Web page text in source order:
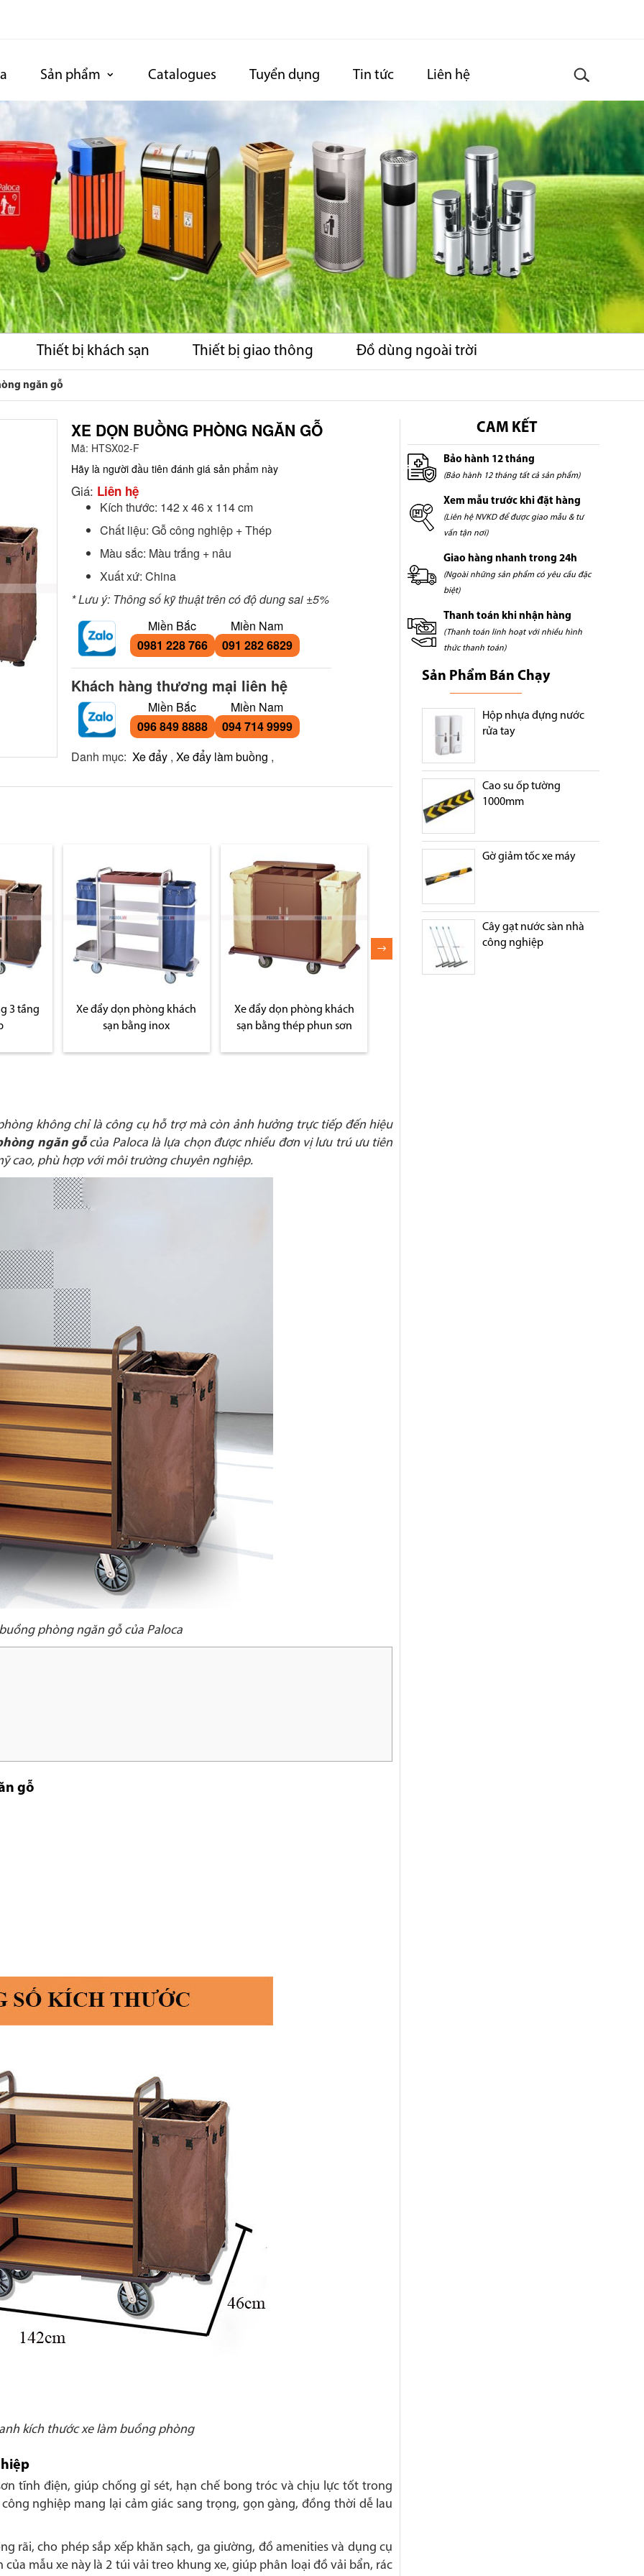
Sản phẩm Catalogues Tuyển dụng Tin tức Liên hệ
Thiết bị khách sạn Thiết bị giao thông Đồ dùng ngoài trời
ngăn gỗ
XE DỌN BUỒNG PHÒNG NGĂN GỖ
Mã: HTSX02-F
Hãy là người đầu tiên đánh giá sản phẩm này
Giá: Liên hệ
Kích thước: 142 x 46 x 114 cm
Chất liệu: Gỗ công nghiệp + Thép
Màu sắc: Màu trắng + nâu
Xuất xứ: China
* Lưu ý: Thông số kỹ thuật trên có độ dung sai ±5%
Miền Bắc
0981 228 766
Miền Nam
091 282 6829
Khách hàng thương mại liên hệ
Miền Bắc
096 849 8888
Miền Nam
094 714 9999
Danh mục: Xe đẩy , Xe đẩy làm buồng ,
3 tầng
Xe đẩy dọn phòng khách
sạn bằng inox
Xe đẩy dọn phòng khách
sạn bằng thép phun sơn
không chỉ là công cụ hỗ trợ mà còn ảnh hưởng trực tiếp đến hiệu
ngăn gỗcủa Paloca là lựa chọn được nhiều đơn vị lưu trú ưu tiên
cao, phù hợp với môi trường chuyên nghiệp.
phòng ngăn gỗ của Paloca
gỗ
kích thước xe làm buồng phòng
tĩnh điện, giúp chống gỉ sét, hạn chế bong tróc và chịu lực tốt trong
nghiệp mang lại cảm giác sang trọng, gọn gàng, đồng thời dễ lau
rãi, cho phép sắp xếp khăn sạch, ga giường, đồ amenities và dụng cụ
mẫu xe này là 2 túi vải treo khung xe, giúp phân loại đồ vải bẩn, rác
CAM KẾT
Bảo hành 12 tháng
(Bảo hành 12 tháng tất cả sản phẩm)
Xem mẫu trước khi đặt hàng
(Liên hệ NVKD để được giao mẫu & tư
vấn tận nơi)
Giao hàng nhanh trong 24h
(Ngoài những sản phẩm có yêu cầu đặc
biệt)
Thanh toán khi nhận hàng
(Thanh toán linh hoạt với nhiều hình
thức thanh toán)
Sản Phẩm Bán Chạy
Hộp nhựa đựng nước
rửa tay
Cao su ốp tường
1000mm
Gờ giảm tốc xe máy
Cây gạt nước sàn nhà
công nghiệp